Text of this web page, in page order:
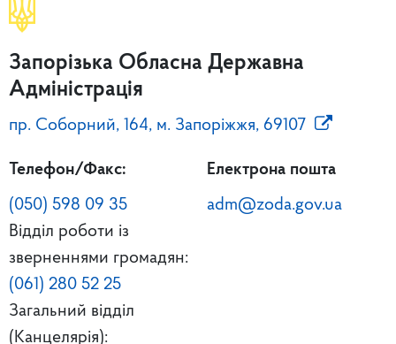
Запорізька Обласна Державна
Адміністрація
пр. Соборний, 164, м. Запоріжжя, 69107
Телефон/Факс:
(050) 598 09 35
Відділ роботи із
зверненнями громадян:
(061) 280 52 25
Загальний відділ
(Канцелярія):
Електрона пошта
adm@zoda.gov.ua